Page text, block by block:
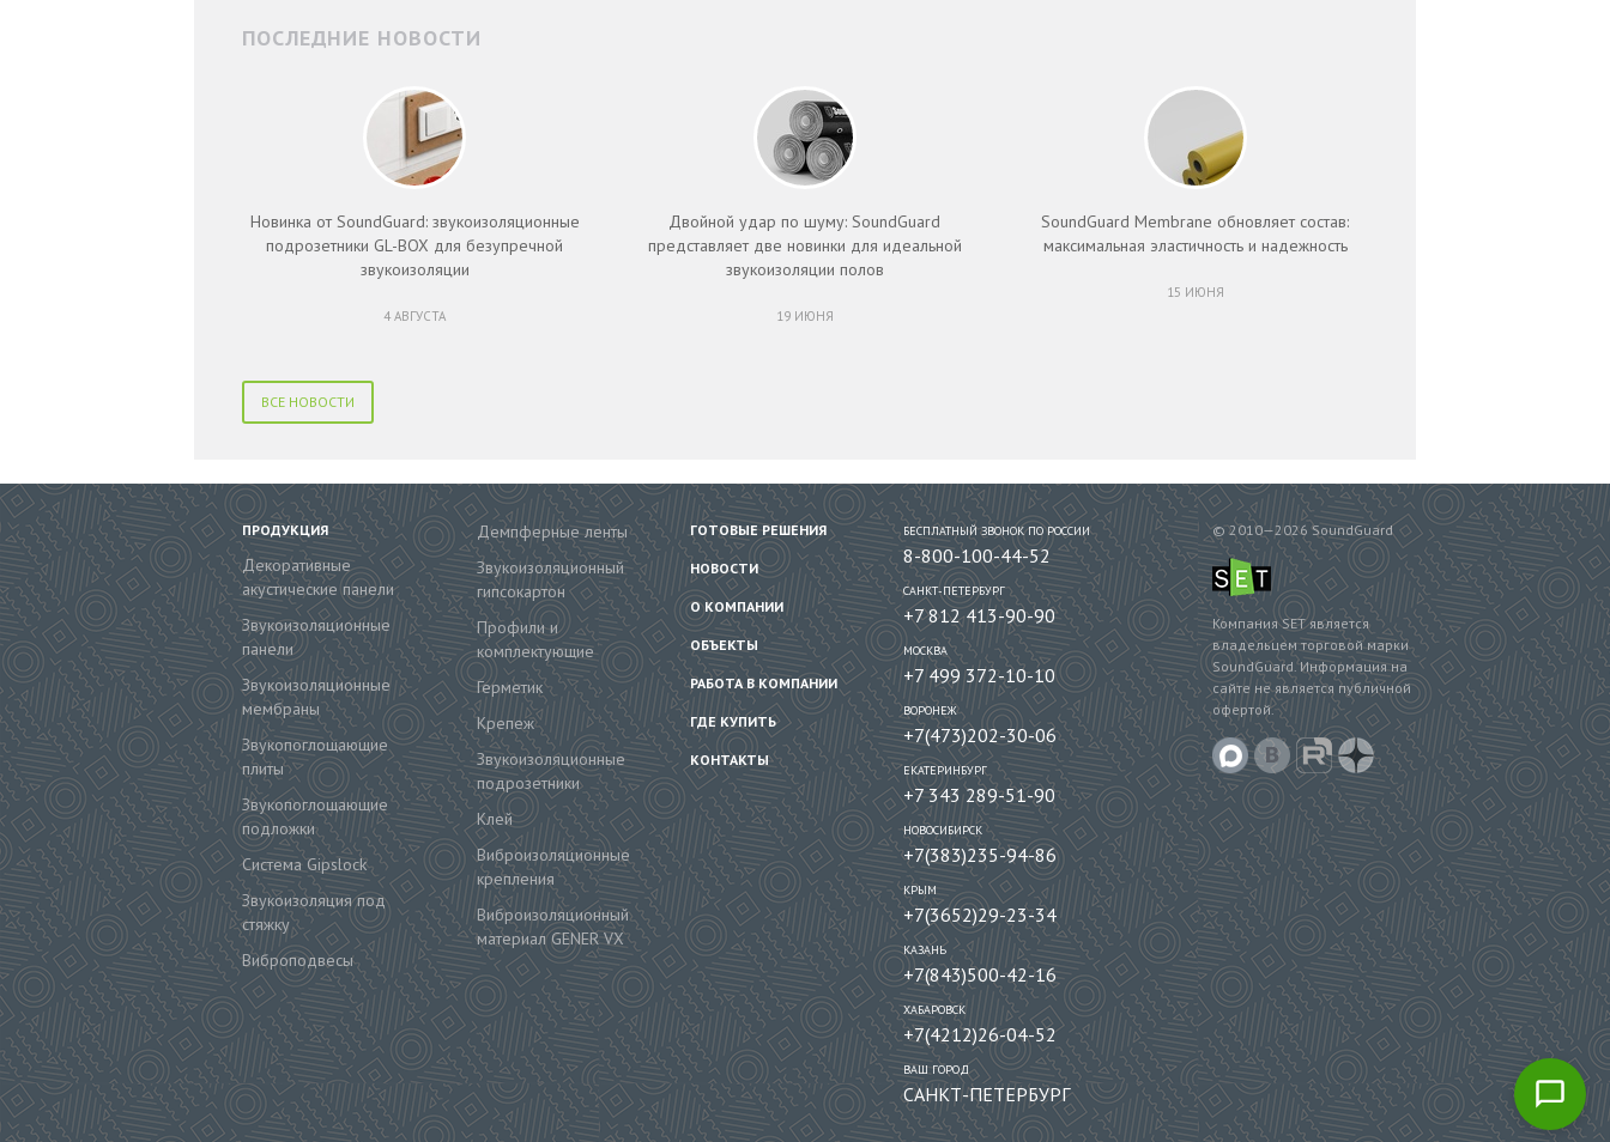
ПОСЛЕДНИЕ НОВОСТИ
Новинка от SoundGuard: звукоизоляционные
подрозетники GL-BOX для безупречной
звукоизоляции
4 АВГУСТА
Двойной удар по шуму: SoundGuard
представляет две новинки для идеальной
звукоизоляции полов
19 ИЮНЯ
SoundGuard Membrane обновляет состав:
максимальная эластичность и надежность
15 ИЮНЯ
ВСЕ НОВОСТИ
ПРОДУКЦИЯ
Декоративные
акустические панели
Звукоизоляционные
панели
Звукоизоляционные
мембраны
Звукопоглощающие
плиты
Звукопоглощающие
подложки
Система Gipslock
Звукоизоляция под
стяжку
Виброподвесы
Демпферные ленты
Звукоизоляционный
гипсокартон
Профили и
комплектующие
Герметик
Крепеж
Звукоизоляционные
подрозетники
Клей
Виброизоляционные
крепления
Виброизоляционный
материал GENER VX
ГОТОВЫЕ РЕШЕНИЯ
НОВОСТИ
О КОМПАНИИ
ОБЪЕКТЫ
РАБОТА В КОМПАНИИ
ГДЕ КУПИТЬ
КОНТАКТЫ
БЕСПЛАТНЫЙ ЗВОНОК ПО РОССИИ
8-800-100-44-52
САНКТ-ПЕТЕРБУРГ
+7 812 413-90-90
МОСКВА
+7 499 372-10-10
ВОРОНЕЖ
+7(473)202-30-06
ЕКАТЕРИНБУРГ
+7 343 289-51-90
НОВОСИБИРСК
+7(383)235-94-86
КРЫМ
+7(3652)29-23-34
КАЗАНЬ
+7(843)500-42-16
ХАБАРОВСК
+7(4212)26-04-52
ВАШ ГОРОД
САНКТ-ПЕТЕРБУРГ
© 2010—2026 SoundGuard
Компания SET является
владельцем торговой марки
SoundGuard. Информация на
сайте не является публичной
офертой.